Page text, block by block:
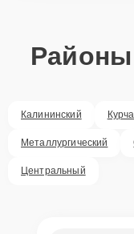
Калининский
Металлургический
Центральный